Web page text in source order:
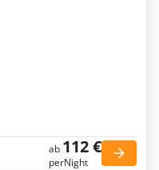
ab 112 €
perNight